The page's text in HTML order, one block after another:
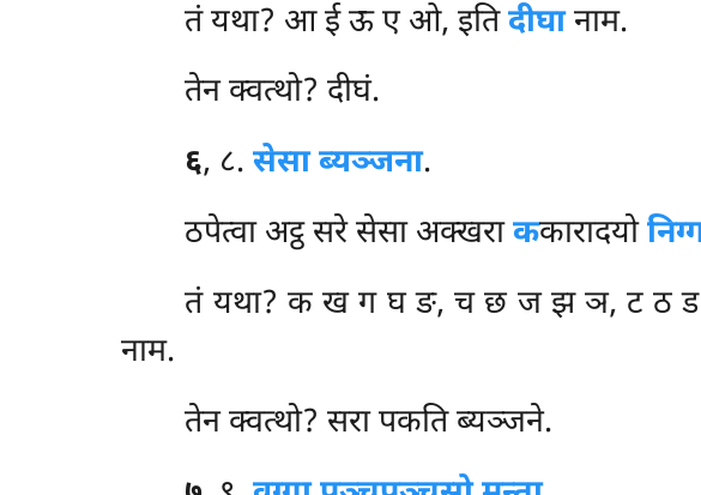
तं यथा? आ ई ऊ ए ओ, इतिदीघानाम.
तेन क्वत्थो? दीघं.
६, ८.सेसा ब्यञ्जना.
ठपेत्वा अट्ठ सरे सेसा अक्खराककारादयो
तं यथा? क ख ग घ ङ, च छ ज झ ञ, ट ठ
नाम.
तेन क्वत्थो? सरा पकति ब्यञ्जने.